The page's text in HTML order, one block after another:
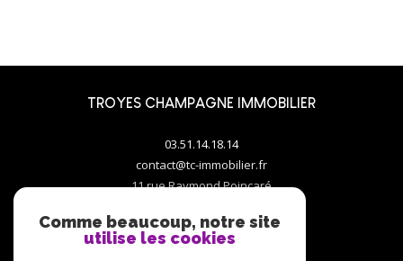
TROYES CHAMPAGNE IMMOBILIER
03.51.14.18.14
contact@tc-immobilier.fr
11 rue Raymond Poincaré
Comme beaucoup, notre site
utilise les cookies